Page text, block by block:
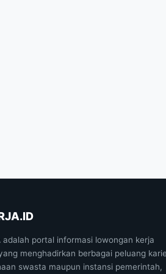
adalah portal informasi lowongan kerja
menghadirkan berbagai peluang
swasta maupun instansi pemerintah,